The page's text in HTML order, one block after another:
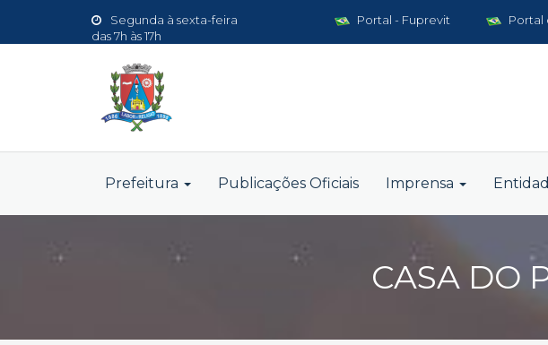
Segunda à sexta-feira
das 7h às 17h
Portal
Portal - Fuprevit
Prefeitura Publicações Oficiais Imprensa
CASA DO